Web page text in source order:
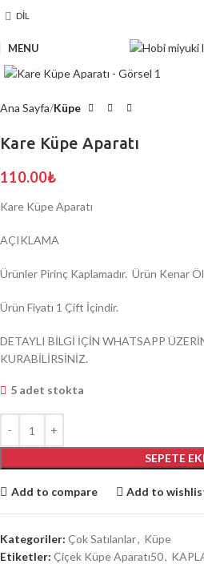
DIL
MENU
Ana Sayfa Küpe
Kare Küpe Aparatı
110.00₺
Kare Küpe Aparatı
AÇIKLAMA
Ürünler Pirinç Kaplamadır. Ürün Kenar
Ürün Fiyatı 1 Çift İçindir.
DETAYLI BİLGİ İÇİN WHATSAPP
KURABİLİRSİNİZ.
5 adet stokta
SEPETE
Add to compare Add to
Kategoriler: Çok Satılanlar, Küpe
Etiketler: Çiçek Küpe Aparatı50,